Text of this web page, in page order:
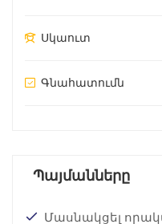
Սկաուտ
Գնահատումն
Պայմանները
Մասնակցել